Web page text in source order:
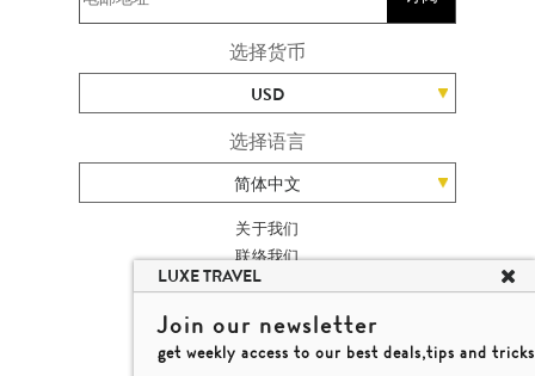
选择货币
USD
选择语言
简体中文
关于我们
联络我们
加入我们
高端旅游网站地图
杨廸深品味游
LUXE TRAVEL
Join our newsletter
get weekly access to our best deals,tips and tricks